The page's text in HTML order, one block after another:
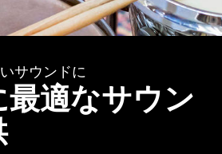
サウンドに
適なサウン